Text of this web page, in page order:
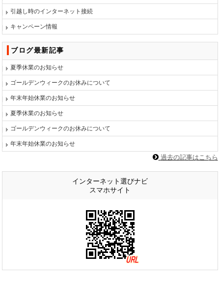
引越し時のインターネット接続
キャンペーン情報
ブログ最新記事
夏季休業のお知らせ
ゴールデンウィークのお休みについて
年末年始休業のお知らせ
夏季休業のお知らせ
ゴールデンウィークのお休みについて
年末年始休業のお知らせ
過去の記事はこちら
インターネット選びナビ
スマホサイト